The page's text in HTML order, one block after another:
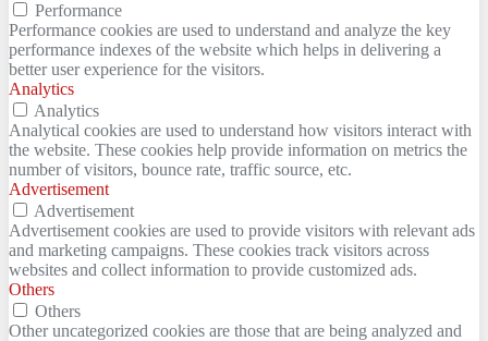
Performance
Performance cookies are used to understand and analyze the key
performance indexes of the website which helps in delivering a
better user experience for the visitors.
Analytics
Analytics
Analytical cookies are used to understand how visitors interact with
the website. These cookies help provide information on metrics the
number of visitors, bounce rate, traffic source, etc.
Advertisement
Advertisement
Advertisement cookies are used to provide visitors with relevant ads
and marketing campaigns. These cookies track visitors across
websites and collect information to provide customized ads.
Others
Others
Other uncategorized cookies are those that are being analyzed and